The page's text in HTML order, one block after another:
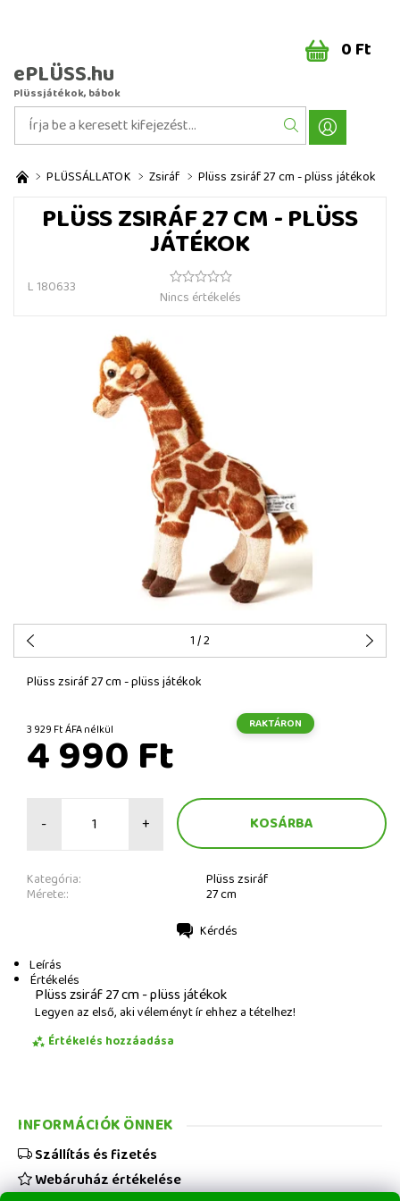
ePLÜSS.hu
Plüssjátékok, bábok
0 Ft
PLÜSSÁLLATOK Zsiráf Plüss zsiráf 27 cm - plüss játékok
PLÜSS ZSIRÁF 27 CM - PLÜSS
JÁTÉKOK
L 180633
Nincs értékelés
1/ 2
Plüss zsiráf 27 cm - plüss játékok
3 929 Ft ÁFA nélkül RAKTÁRON
4 990 Ft
- +
Kategória: Plüss zsiráf
Mérete:: 27 cm
Kérdés
Leírás
Értékelés
Plüss zsiráf 27 cm - plüss játékok
Legyen az első, aki véleményt ír ehhez a tételhez!
Értékelés hozzáadása
INFORMÁCIÓK ÖNNEK
Szállítás és fizetés
Webáruház értékelése